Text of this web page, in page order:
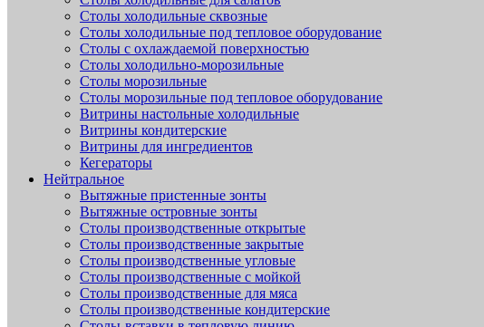
Столы холодильные сквозные
Столы холодильные под тепловое оборудование
Столы с охлаждаемой поверхностью
Столы холодильно-морозильные
Столы морозильные
Столы морозильные под тепловое оборудование
Витрины настольные холодильные
Витрины кондитерские
Витрины для ингредиентов
Кегераторы
Нейтральное
Вытяжные пристенные зонты
Вытяжные островные зонты
Столы производственные открытые
Столы производственные закрытые
Столы производственные угловые
Столы производственные с мойкой
Столы производственные для мяса
Столы производственные кондитерские